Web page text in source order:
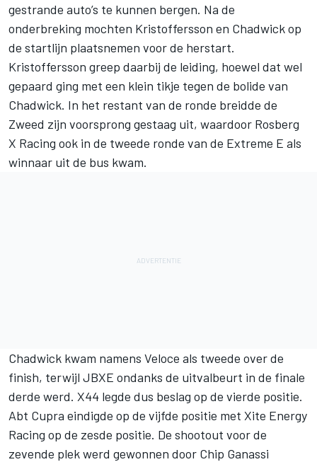
gestrande auto’s te kunnen bergen. Na de
onderbreking mochten Kristoffersson en Chadwick op
de startlijn plaatsnemen voor de herstart.
Kristoffersson greep daarbij de leiding, hoewel dat wel
gepaard ging met een klein tikje tegen de bolide van
Chadwick. In het restant van de ronde breidde de
Zweed zijn voorsprong gestaag uit, waardoor Rosberg
X Racing ook in de tweede ronde van de Extreme E als
winnaar uit de bus kwam.
Chadwick kwam namens Veloce als tweede over de
finish, terwijl JBXE ondanks de uitvalbeurt in de finale
derde werd. X44 legde dus beslag op de vierde positie.
Abt Cupra eindigde op de vijfde positie met Xite Energy
Racing op de zesde positie. De shootout voor de
zevende plek werd gewonnen door Chip Ganassi